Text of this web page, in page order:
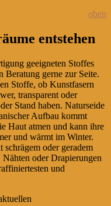
oben
entstehen
geeigneten Stoffes
Beratung gerne zur Seite.
Stoffe, ob Kunstfasern
transparent oder
Stand haben. Naturseide
Aufbau kommt
Haut atmen und kann ihre
und wärmt im Winter.
oder geradem
oder Drapierungen
und